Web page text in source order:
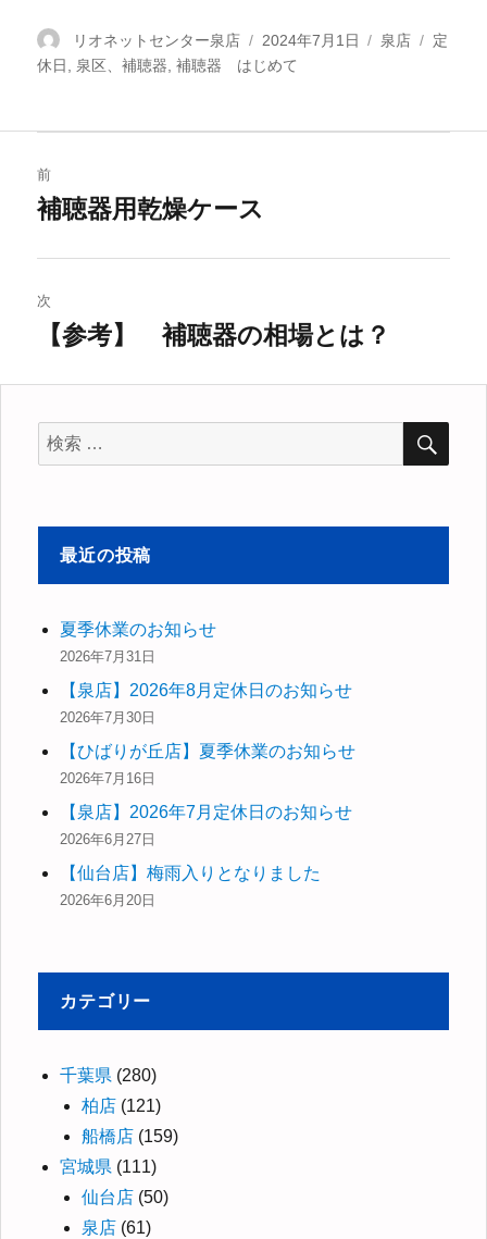
投
稿
リオネットセンター泉店
投
稿
2024年7月1日
カ
泉店
タ
定
休日
泉区、補聴器 ,補聴器 はじめて
稿
ビ
ゲ
ー
シ
ョ
ン
前
過
投
稿:
補聴器用乾燥ケース
次
稿:
【参考】 補聴器の相場とは？
検
索
象:
検
最近の投稿
夏季休業のお知らせ
2026年7月31日
【泉店】2026年8月定休日のお知らせ
2026年7月30日
【ひばりが丘店】夏季休業のお知らせ
2026年7月16日
【泉店】2026年7月定休日のお知らせ
2026年6月27日
【仙台店】梅雨入りとなりました
2026年6月20日
カテゴリー
千葉県 (280)
柏店 (121)
船橋店 (159)
宮城県 (111)
仙台店 (50)
泉店 (61)